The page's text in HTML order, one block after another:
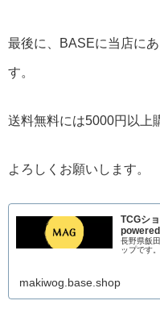
最後に、BASEに当店に
す。
送料無料には5000円以上
よろしくお願いします。
TCGシ
長野県飯
ップです。
makiwog.base.shop